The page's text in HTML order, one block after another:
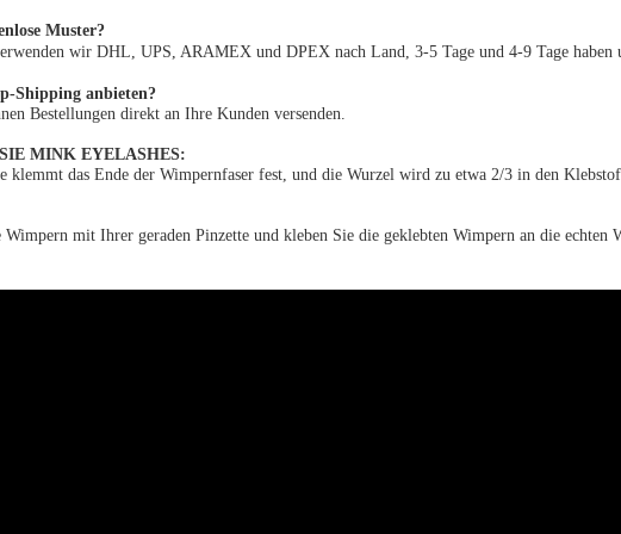
Muster?
wir DHL, UPS, ARAMEX und DPEX nach Land, 3-5 Tage und 4-9 Tage haben
Shipping anbieten?
Bestellungen direkt an Ihre Kunden versenden.
MINK EYELASHES:
klemmt das Ende der Wimpernfaser fest, und die Wurzel wird zu etwa 2/3 in den
mit Ihrer geraden Pinzette und kleben Sie die geklebten Wimpern an die echten